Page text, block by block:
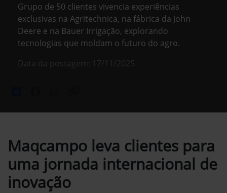
Grupo de 50 clientes vivencia experiências
exclusivas na Agritechnica, na fábrica da John
Deere e na Bauer Irrigação, explorando
tecnologias que moldam o futuro do agro.
Data da postagem: 17/11/2025
Maqcampo leva clientes para
uma jornada internacional de
inovação